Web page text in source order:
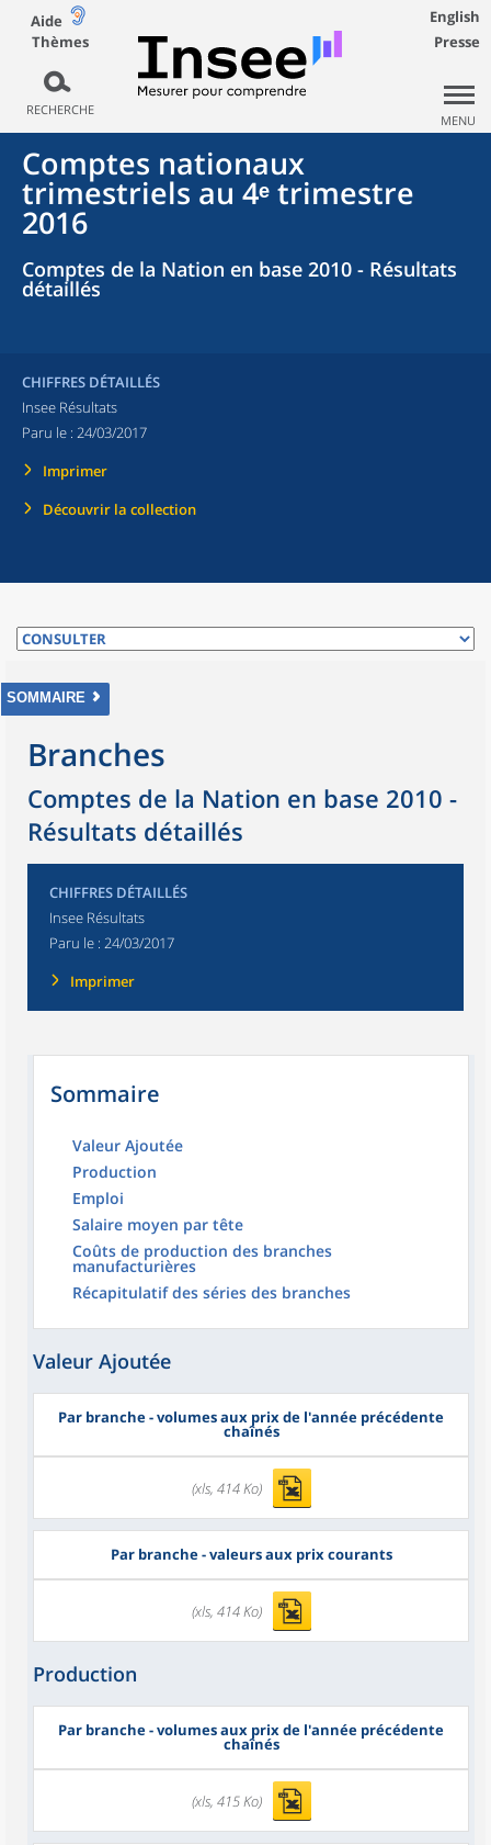
Aide
Thèmes
RECHERCHE
English
Presse
MENU
Comptes nationaux
trimestriels au 4ᵉ trimestre
2016
Comptes de la Nation en base 2010 - Résultats
détaillés
CHIFFRES DÉTAILLÉS
Insee Résultats
Paru le : 24/03/2017
Imprimer
Découvrir la collection
SOMMAIRE
Branches
Comptes de la Nation en base 2010 -
Résultats détaillés
CHIFFRES DÉTAILLÉS
Insee Résultats
Paru le : 24/03/2017
Imprimer
Sommaire
Valeur Ajoutée
Production
Emploi
Salaire moyen par tête
Coûts de production des branches
manufacturières
Récapitulatif des séries des branches
Valeur Ajoutée
Par branche - volumes aux prix de l'année précédente
chaînés
(xls, 414 Ko)
Par branche - valeurs aux prix courants
(xls, 414 Ko)
Production
Par branche - volumes aux prix de l'année précédente
chaînés
(xls, 415 Ko)